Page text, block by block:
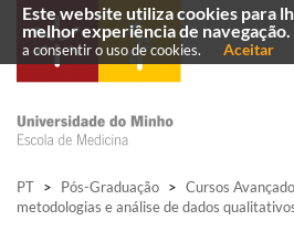
PT > Pós-Graduação > Cursos
metodologias e análise de dados
Este website utiliza cookies para
melhor experiência de navegação.
a consentir o uso de cookies.
Aceitar